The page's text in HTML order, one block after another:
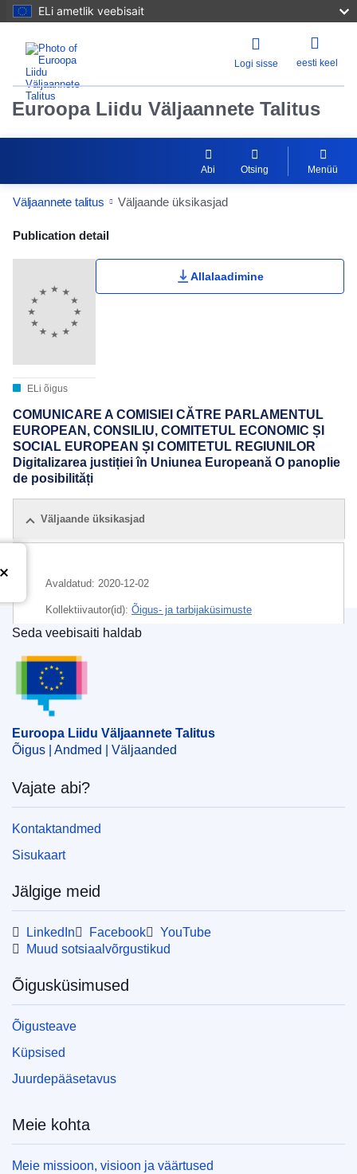
ELi ametlik veebisait
Logi sisse eesti keel
Euroopa Liidu Väljaannete Talitus
Abi Otsing Menüü
Väljaannete talitus Väljaande üksikasjad
Publication Detail Actions Portlet
Publication detail
ELi õigus
Allalaadimine
COMUNICARE A COMISIEI CĂTRE PARLAMENTUL
EUROPEAN, CONSILIU, COMITETUL ECONOMIC ȘI
SOCIAL EUROPEAN ȘI COMITETUL REGIUNILOR
Digitalizarea justiției în Uniunea Europeană O panoplie
de posibilități
Väljaande üksikasjad
Avaldatud: 2020-12-02
Kollektiivautor(id): Õigus- ja tarbijaküsimuste
peadirektoraat(Euroopa Komisjon
Teema:digiteerimine
koostöö
tehisintellekt
CELEX : 52020DC0710
Euroopa Liidu Väljaannete Talitus
Seda veebisaiti haldab
Euroopa Liidu Väljaannete Talitus
Õigus | Andmed | Väljaanded
Vajate abi?
Kontaktandmed
Sisukaart
Jälgige meid
LinkedIn Facebook
YouTube
Muud sotsiaalvõrgustikud
Õigusküsimused
Õigusteave
Küpsised
Juurdepääsetavus
Meie kohta
Meie missioon, visioon ja väärtused